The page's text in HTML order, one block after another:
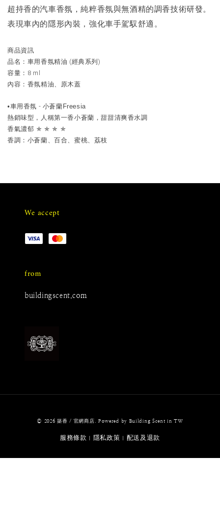
超持香的汽車香氛，純粹香氛與無酒精的調香技術研發。
表現車內的隱形內裝，強化車手駕馭舒適。
商品資訊
品名：車用香氛精油 (經典系列 )
容量： 8 ml
內容：香氛精油、原木蓋
•車用香氛 - 小蒼蘭 Freesia
熱銷味型，人稱第一香小蒼蘭，甜甜清爽香水調
香氣濃郁 ✯ ✯ ✯ ✯
香調：小蒼蘭、百合、蜜桃、荔枝
We accept
from
buildingscent.com
© 2026 築香 / 官網商店. Powered by Building Scent in TW
服務條款 隱私政策 配送及退款